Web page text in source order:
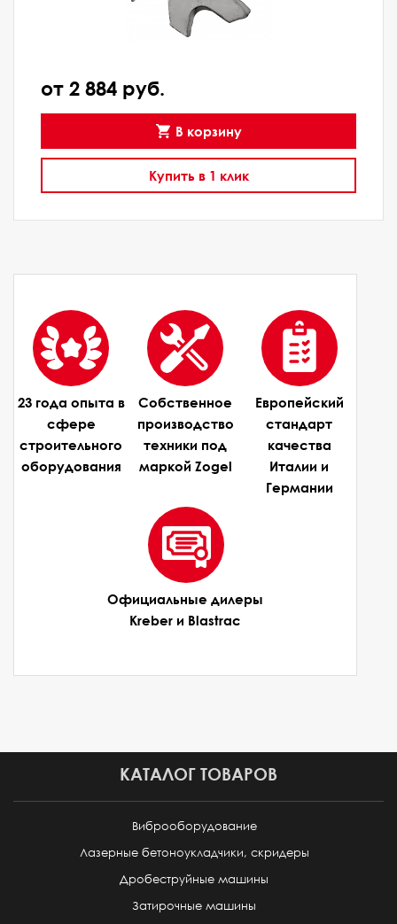
от 2 884 руб.
В корзину
Купить в 1 клик
23 года опыта в
сфере
строительного
оборудования
Собственное
производство
техники под
маркой Zogel
Европейский
стандарт
качества
Италии и
Германии
Официальные дилеры
Kreber и Blastrac
КАТАЛОГ ТОВАРОВ
Виброоборудование
Лазерные бетоноукладчики, скридеры
Дробеструйные машины
Затирочные машины